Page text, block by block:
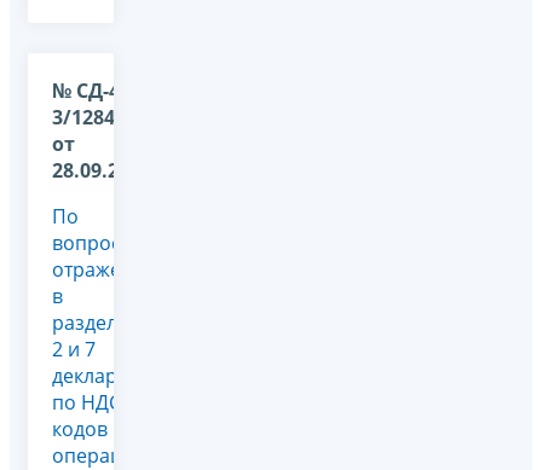
№ СД-4-
3/12845@
от
28.09.2022
По
вопросу
отражения
в
разделах
2 и 7
декларации
по НДС
кодов
операций